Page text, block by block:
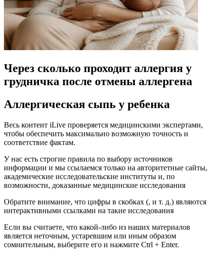
Через сколько проходит аллергия у
грудничка после отмены аллергена
Аллергическая сыпь у ребенка
Весь контент iLive проверяется медицинскими экспертами,
чтобы обеспечить максимально возможную точность и
соответствие фактам.
У нас есть строгие правила по выбору источников
информации и мы ссылаемся только на авторитетные сайты,
академические исследовательские институты и, по
возможности, доказанные медицинские исследования
Обратите внимание, что цифры в скобках (, и т. д.) являются
интерактивными ссылками на такие исследования
Если вы считаете, что какой-либо из наших материалов
является неточным, устаревшим или иным образом
сомнительным, выберите его и нажмите Ctrl + Enter.